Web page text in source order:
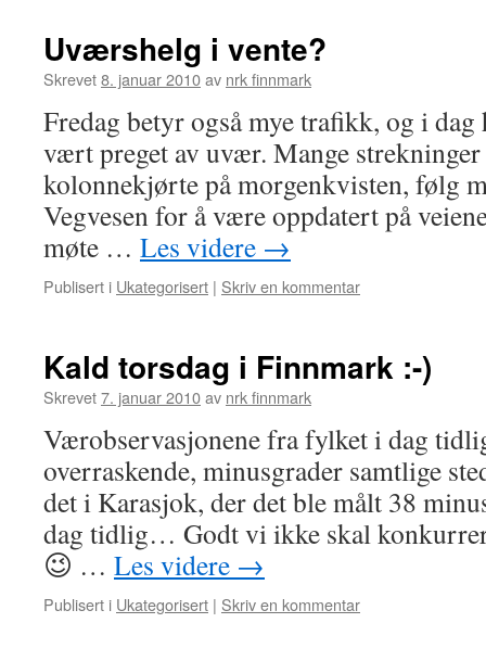
Uværshelg i vente?
Skrevet8. januar 2010av nrk finnmark
Fredag betyr også mye trafikk, og i
vært preget av uvær. Mange
kolonnekjørte på morgenkvisten, følg
Vegvesen for å være oppdatert på
møte … Les videre →
Publisert i Ukategorisert | Skriv en kommentar
Kald torsdag i Finnmark :-)
Skrevet7. januar 2010av nrk finnmark
Værobservasjonene fra fylket i dag
overraskende, minusgrader samtlige
det i Karasjok, der det ble målt 38
dag tidlig… Godt vi ikke skal
😉 … Les videre →
Publisert i Ukategorisert | Skriv en kommentar